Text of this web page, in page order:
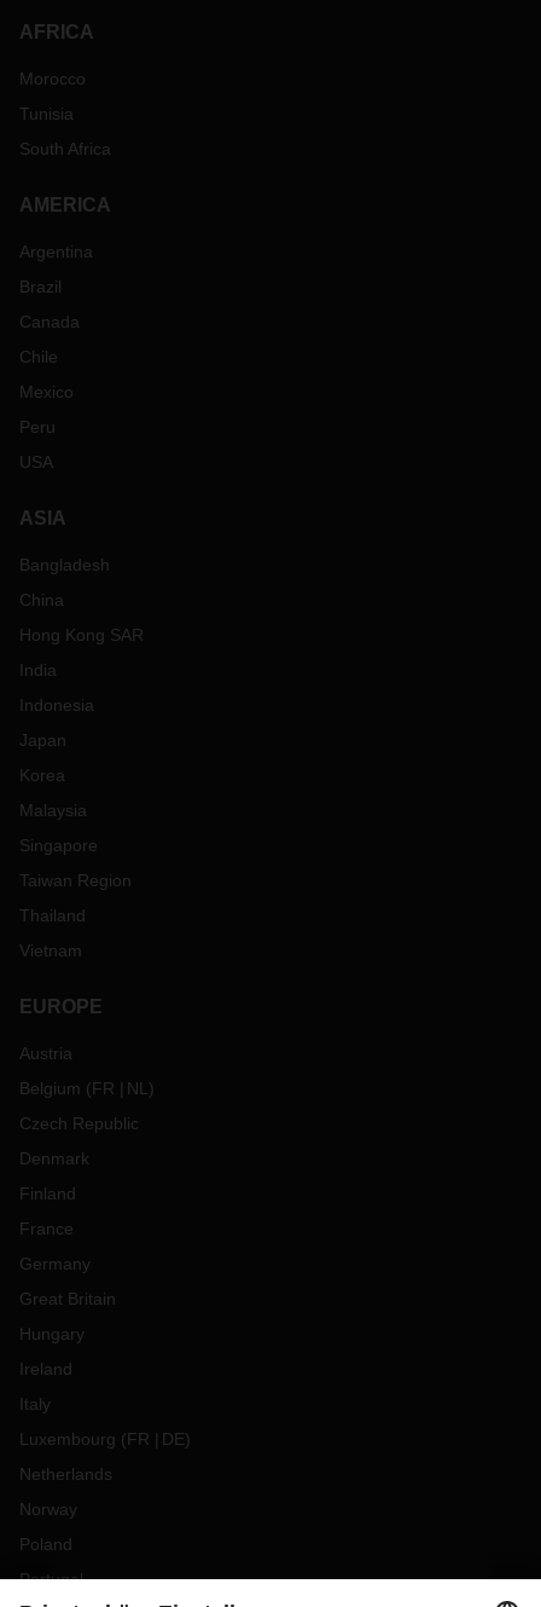
AFRICA
Morocco
Tunisia
South Africa
AMERICA
Argentina
Brazil
Canada
Chile
Mexico
Peru
USA
ASIA
Bangladesh
China
Hong Kong SAR
India
Indonesia
Japan
Korea
Malaysia
Singapore
Taiwan Region
Thailand
Vietnam
EUROPE
Austria
Belgium (FR NL )
Czech Republic
Denmark
Finland
France
Germany
Great Britain
Hungary
Ireland
Italy
Luxembourg (FR DE)
Netherlands
Norway
Poland
Portugal